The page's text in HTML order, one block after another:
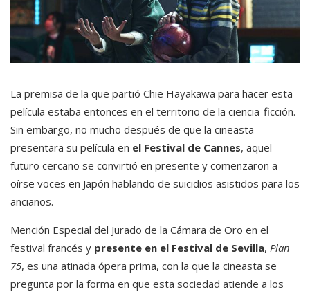
La premisa de la que partió Chie Hayakawa para hacer esta
película estaba entonces en el territorio de la ciencia-ficción.
Sin embargo, no mucho después de que la cineasta
presentara su película en el Festival de Cannes, aquel
futuro cercano se convirtió en presente y comenzaron a
oírse voces en Japón hablando de suicidios asistidos para los
ancianos.
Mención Especial del Jurado de la Cámara de Oro en el
festival francés y presente en el Festival de Sevilla, Plan
75, es una atinada ópera prima, con la que la cineasta se
pregunta por la forma en que esta sociedad atiende a los